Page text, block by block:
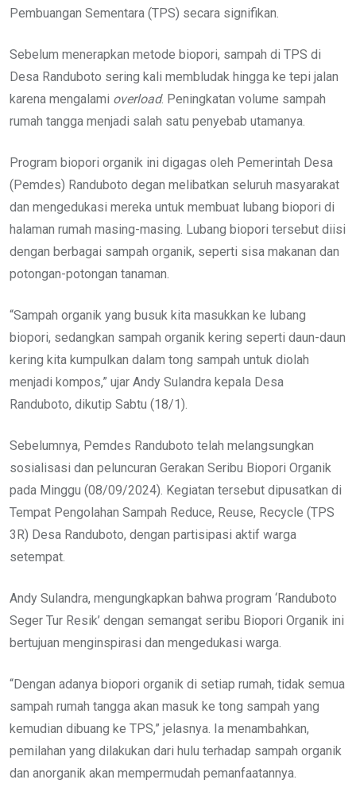
Pembuangan Sementara (TPS) secara signifikan.
Sebelum menerapkan metode biopori, sampah di TPS di
Desa Randuboto sering kali membludak hingga ke tepi jalan
karena mengalami overload. Peningkatan volume sampah
rumah tangga menjadi salah satu penyebab utamanya.
Program biopori organik ini digagas oleh Pemerintah Desa
(Pemdes) Randuboto degan melibatkan seluruh masyarakat
dan mengedukasi mereka untuk membuat lubang biopori di
halaman rumah masing-masing. Lubang biopori tersebut diisi
dengan berbagai sampah organik, seperti sisa makanan dan
potongan-potongan tanaman.
“Sampah organik yang busuk kita masukkan ke lubang
biopori, sedangkan sampah organik kering seperti daun-daun
kering kita kumpulkan dalam tong sampah untuk diolah
menjadi kompos,” ujar Andy Sulandra kepala Desa
Randuboto, dikutip Sabtu (18/1).
Sebelumnya, Pemdes Randuboto telah melangsungkan
sosialisasi dan peluncuran Gerakan Seribu Biopori Organik
pada Minggu (08/09/2024). Kegiatan tersebut dipusatkan di
Tempat Pengolahan Sampah Reduce, Reuse, Recycle (TPS
3R) Desa Randuboto, dengan partisipasi aktif warga
setempat.
Andy Sulandra, mengungkapkan bahwa program ‘Randuboto
Seger Tur Resik’ dengan semangat seribu Biopori Organik ini
bertujuan menginspirasi dan mengedukasi warga.
“Dengan adanya biopori organik di setiap rumah, tidak semua
sampah rumah tangga akan masuk ke tong sampah yang
kemudian dibuang ke TPS,” jelasnya. Ia menambahkan,
pemilahan yang dilakukan dari hulu terhadap sampah organik
dan anorganik akan mempermudah pemanfaatannya.